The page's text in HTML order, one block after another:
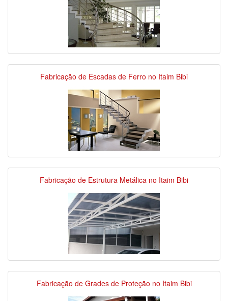
Fabricação de Escadas de Ferro no Itaim Bibi
Fabricação de Estrutura Metálica no Itaim Bibi
Fabricação de Grades de Proteção no Itaim Bibi